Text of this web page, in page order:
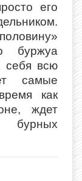
его
буржуа
себя всю
самые
как
ждет
бурных